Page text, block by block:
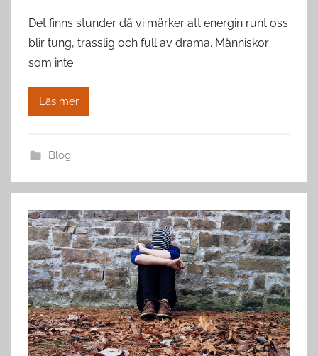
Det finns stunder då vi märker att energin runt oss
blir tung, trasslig och full av drama. Människor
som inte
Läs mer
Blog